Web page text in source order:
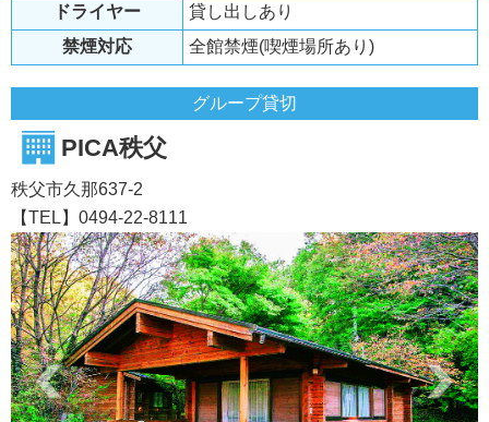
ドライヤー
貸し出しあり
禁煙対応
全館禁煙(喫煙場所あり)
グループ貸切
PICA秩父
秩父市久那637-2
【TEL】0494-22-8111